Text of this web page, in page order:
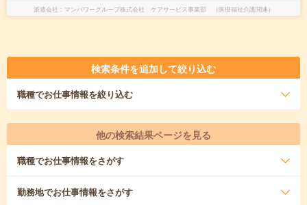
派遣会社 マンパワーグループ株式会社 ケアサービス事業部 （医療福祉介護関連）
検索条件を追加して絞り込む
職種でお仕事情報を絞り込む
他の検索結果ページを見る
職種でお仕事情報をさがす
勤務地でお仕事情報をさがす